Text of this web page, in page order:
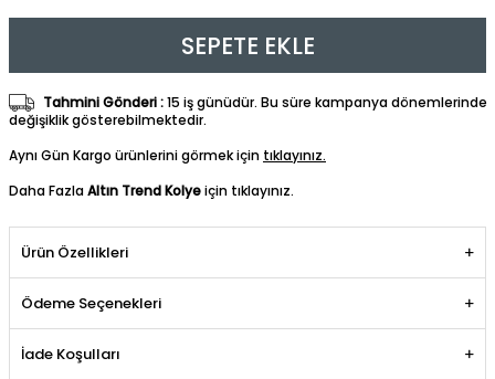
SEPETE EKLE
Tahmini Gönderi :15 iş günüdür. Bu süre kampanya dönemlerinde
değişiklik gösterebilmektedir.
Aynı Gün Kargo ürünlerini görmek için tıklayınız.
Daha FazlaAltın Trend Kolyeiçin tıklayınız.
Ürün Özellikleri
Ödeme Seçenekleri
İade Koşulları